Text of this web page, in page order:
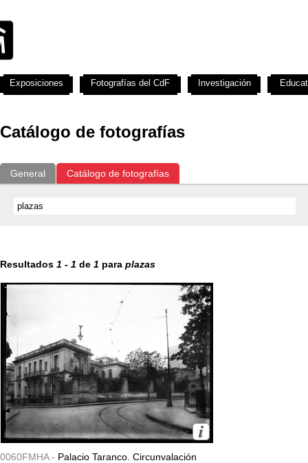
Catálogo de fotografías
General Catálogo de fotografías
Resultados 1 - 1 de 1 para plazas
0060FMHA - Palacio Taranco. Circunvalación
Exposiciones Fotografías del CdF Investigación